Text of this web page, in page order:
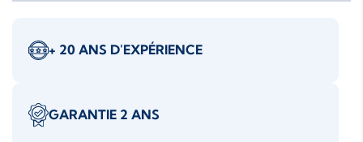
+ 20 ANS D'EXPÉRIENCE
GARANTIE 2 ANS